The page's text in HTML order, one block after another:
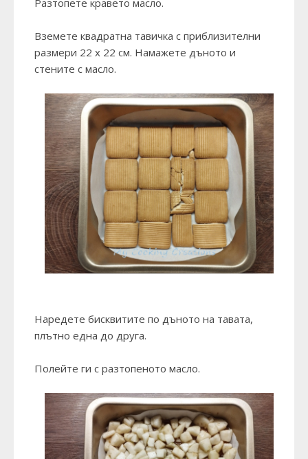
Разтопете кравето масло.
Вземете квадратна тавичка с приблизителни
размери 22 х 22 см. Намажете дъното и
стените с масло.
Наредете бисквитите по дъното на тавата,
плътно една до друга.
Полейте ги с разтопеното масло.